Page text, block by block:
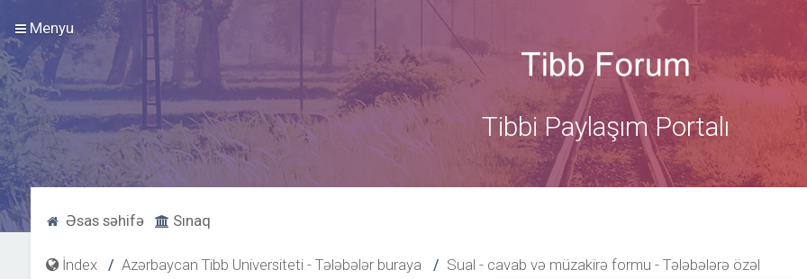
Menyu
Tibbi Paylaşım Portalı
Əsas səhifə Sınaq
İndex Azərbaycan Tibb Universiteti - Tələbələr buraya Sual - cavab və müzakirə formu - Tələbələrə özəl